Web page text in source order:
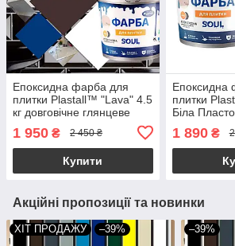
Епоксидна фарба для
плитки Plastall™ "Lava" 4.5
кг довговічне глянцеве
покриття для оновлення
інтерєру kings
1 950 ₴ 2 450 ₴
Купити
Епоксидна
плитки
Біла
1 890₴
Акційні пропозиції та новинки
ХІТ ПРОДАЖУ –39% –39%